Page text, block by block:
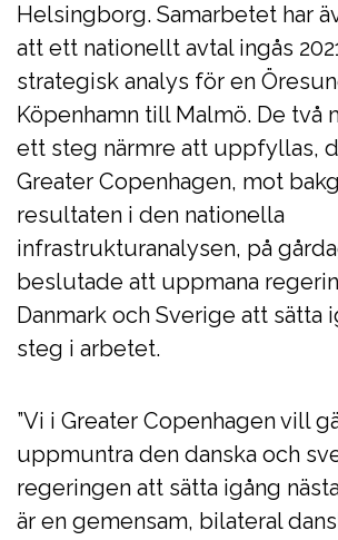
Helsingborg. Samarbetet har
att ett nationellt avtal ingås
strategisk analys för en
Köpenhamn till Malmö. De två
ett steg närmre att uppfyllas,
Greater Copenhagen, mot
resultaten i den nationella
infrastrukturanalysen, på
beslutade att uppmana
Danmark och Sverige att sätta
steg i arbetet.
”Vi i Greater Copenhagen vill
uppmuntra den danska och
regeringen att sätta igång
är en gemensam, bilateral